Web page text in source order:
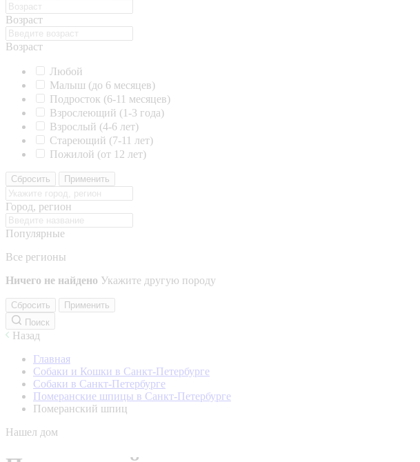
Возраст
Возраст
Любой
Малыш (до 6 месяцев)
Подросток (6-11 месяцев)
Взрослеющий (1-3 года)
Взрослый (4-6 лет)
Стареющий (7-11 лет)
Пожилой (от 12 лет)
Сбросить Применить
Город, регион
Популярные
Все регионы
Ничего не найдено Укажите другую породу
Сбросить
Применить
Поиск
Назад
Главная
Собаки и Кошки в Санкт-Петербурге
Собаки в Санкт-Петербурге
Померанские шпицы в Санкт-Петербурге
Померанский шпиц
Нашел дом